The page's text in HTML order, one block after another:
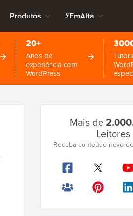
Produtos #EmAlta
20+
Anos de
experiência com
WordPress
Lateral
Principal
Mais de
Leitores
Receba conteúdo novo